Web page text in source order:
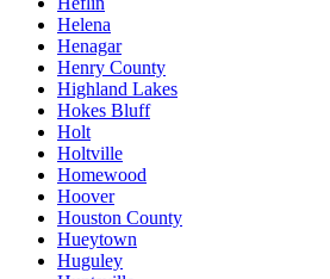
Helena
Henagar
Henry County
Highland Lakes
Hokes Bluff
Holt
Holtville
Homewood
Hoover
Houston County
Hueytown
Huguley